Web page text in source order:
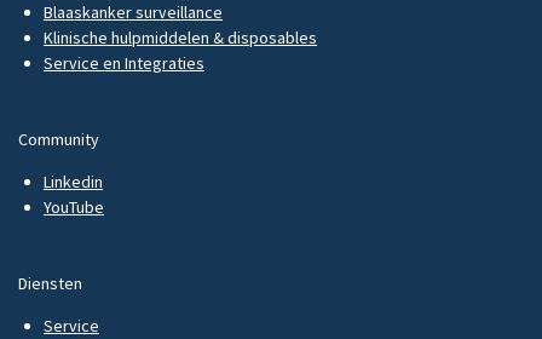
Blaaskanker surveillance
Klinische hulpmiddelen & disposables
Service en Integraties
Community
Linkedin
YouTube
Diensten
Service